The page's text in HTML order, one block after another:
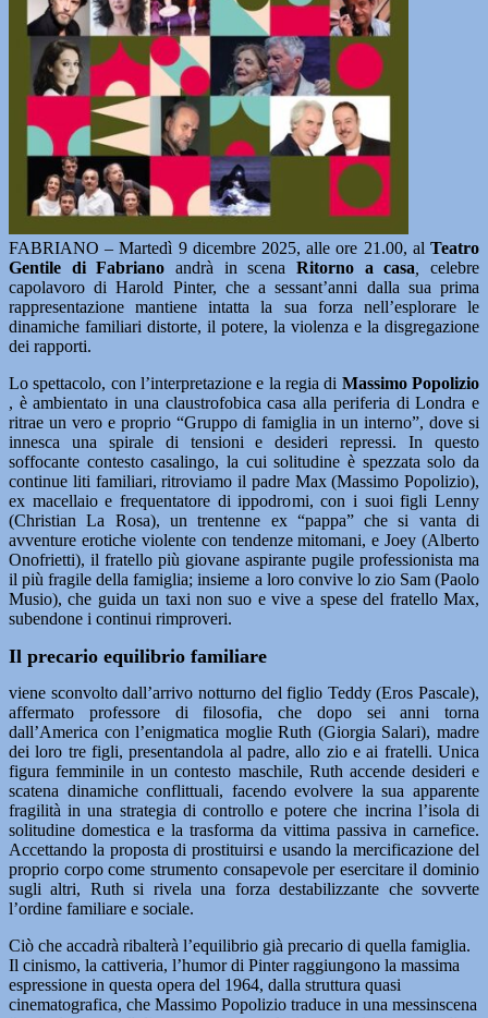
FABRIANO – Martedì 9 dicembre 2025, alle ore 21.00, al Teatro
Gentile di Fabriano andrà in scena Ritorno a casa
celebre
capolavoro di Harold Pinter, che a sessant’anni dalla sua prima
rappresentazione mantiene intatta la sua forza nell’esplorare le
dinamiche familiari distorte, il potere, la violenza e la disgregazione
dei rapporti.
Lo spettacolo, con l’interpretazione e la regia di Massimo Popolizio
, è ambientato in una claustrofobica casa alla periferia di Londra e
ritrae un vero e proprio “Gruppo di famiglia in un interno”, dove si
innesca una spirale di tensioni e desideri repressi. In questo
soffocante contesto casalingo, la cui solitudine è spezzata solo da
continue liti familiari, ritroviamo il padre Max (Massimo Popolizio),
ex macellaio e frequentatore di ippodromi, con i suoi figli Lenny
(Christian La Rosa), un trentenne ex “pappa” che si vanta di
avventure erotiche violente con tendenze mitomani, e Joey (Alberto
Onofrietti), il fratello più giovane aspirante pugile professionista ma
il più fragile della famiglia; insieme a loro convive lo zio Sam (Paolo
Musio), che guida un taxi non suo e vive a spese del fratello Max,
subendone i continui rimproveri.
Il precario equilibrio familiare
viene sconvolto dall’arrivo notturno del figlio Teddy (Eros Pascale),
affermato professore di filosofia, che dopo sei anni torna
dall’America con l’enigmatica moglie Ruth (Giorgia Salari), madre
dei loro tre figli, presentandola al padre, allo zio e ai fratelli. Unica
figura femminile in un contesto maschile, Ruth accende desideri e
scatena dinamiche conflittuali, facendo evolvere la sua apparente
fragilità in una strategia di controllo e potere che incrina l’isola di
solitudine domestica e la trasforma da vittima passiva in carnefice.
Accettando la proposta di prostituirsi e usando la mercificazione del
proprio corpo come strumento consapevole per esercitare il dominio
sugli altri, Ruth si rivela una forza destabilizzante che sovverte
l’ordine familiare e sociale.
Ciò che accadrà ribalterà l’equilibrio già precario di quella famiglia.
Il cinismo, la cattiveria, l’humor di Pinter raggiungono la massima
espressione in questa opera del 1964, dalla struttura quasi
cinematografica, che Massimo Popolizio traduce in una messinscena